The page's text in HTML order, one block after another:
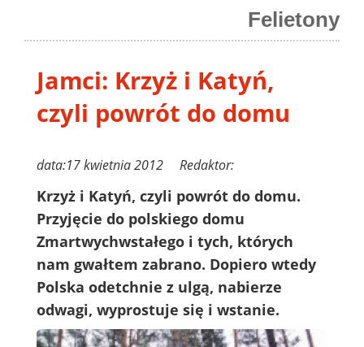
Felietony
Jamci: Krzyż i Katyń,
czyli powrót do domu
data:17 kwietnia 2012 Redaktor:
Krzyż i Katyń, czyli powrót do domu.
Przyjęcie do polskiego domu
Zmartwychwstałego i tych, których
nam gwałtem zabrano. Dopiero wtedy
Polska odetchnie z ulgą, nabierze
odwagi, wyprostuje się i wstanie.